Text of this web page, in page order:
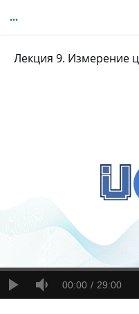
Лекция 9. Измерение
00:00 29:00